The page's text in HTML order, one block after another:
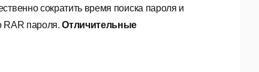
сократить время поиска пароля и
RAR пароля.Отличительные